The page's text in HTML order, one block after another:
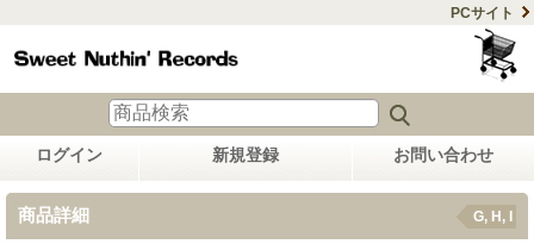
PCサイト
ログイン 新規登録 お問い合わせ
商品詳細 G, H, I